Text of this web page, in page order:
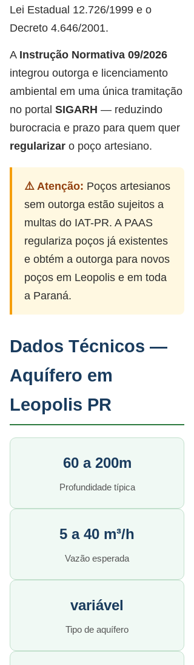
Lei Estadual 12.726/1999 e o
Decreto 4.646/2001.
A Instrução Normativa 09/2026
integrou outorga e licenciamento
ambiental em uma única tramitação
no portal SIGARH — reduzindo
burocracia e prazo para quem quer
regularizar o poço artesiano.
⚠️ Atenção: Poços artesianos
sem outorga estão sujeitos a
multas do IAT-PR. A PAAS
regulariza poços já existentes
e obtém a outorga para novos
poços em Leopolis e em toda
a Paraná.
Dados Técnicos —
Aquífero em
Leopolis PR
60 a 200m
Profundidade típica
5 a 40 m³/h
Vazão esperada
variável
Tipo de aquífero